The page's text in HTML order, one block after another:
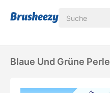
Blaue Und Grüne Perle